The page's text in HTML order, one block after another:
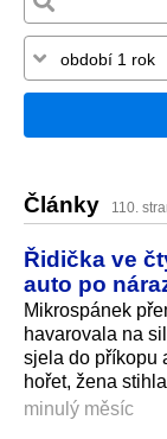
Články 110.
Řidička ve
auto po
Mikrospánek
havarovala na
sjela do příkopu
hořet, žena
minulý měsíc